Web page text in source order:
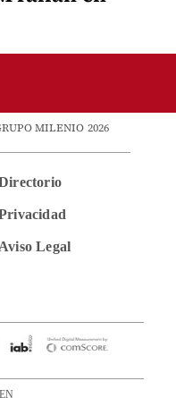
MILENIO 2026
Aviso Legal